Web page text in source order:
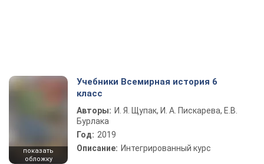
показать
обложку
Учебники Всемирная история 6
класс
Авторы: И. Я. Щупак, И. А. Пискарева, Е.В.
Бурлака
Год: 2019
Описание: Интегрированный курс